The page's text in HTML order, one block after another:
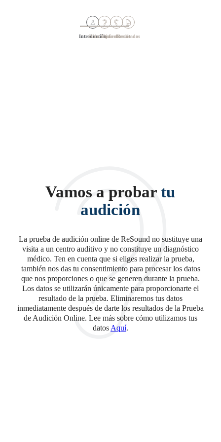
Introducción
Oído izquierdo
Oido derecho
Resultados
Vamos a probartu
audición
La prueba de audición online de ReSound no sustituye una
visita a un centro auditivo y no constituye un diagnóstico
médico. Ten en cuenta que si eliges realizar la prueba,
también nos das tu consentimiento para procesar los datos
que nos proporciones o que se generen durante la prueba.
Los datos se utilizarán únicamente para proporcionarte el
resultado de la prueba. Eliminaremos tus datos
inmediatamente después de darte los resultados de la Prueba
de Audición Online. Lee más sobre cómo utilizamos tus
datos Aquí.